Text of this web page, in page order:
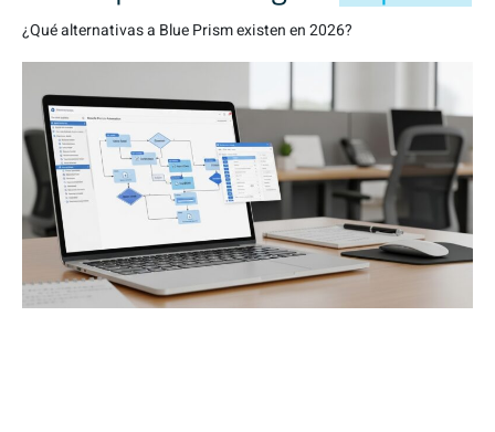
¿Qué alternativas a Blue Prism existen en 2026?